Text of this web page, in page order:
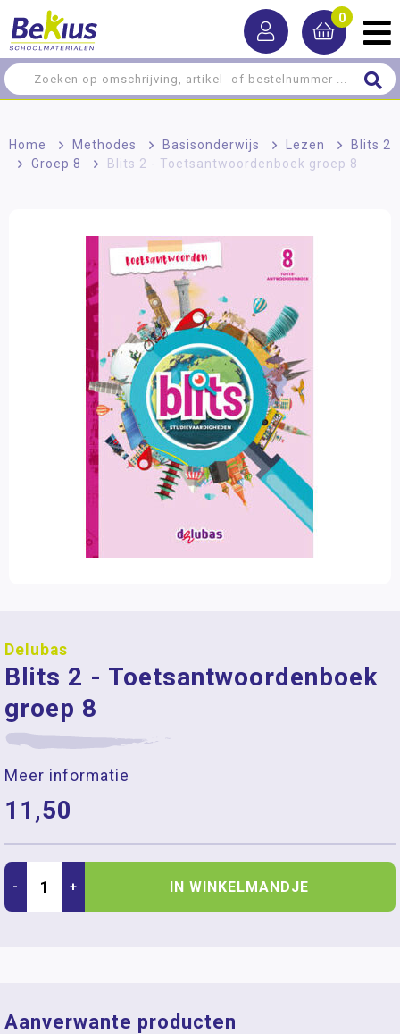
0
Home > Methodes > Basisonderwijs > Lezen >
Blits 2
>
Groep 8 > Blits 2 - Toetsantwoordenboek groep 8
Delubas
Blits 2 - Toetsantwoordenboek
groep 8
Meer informatie
11,50
- + IN WINKELMANDJE
Aanverwante producten